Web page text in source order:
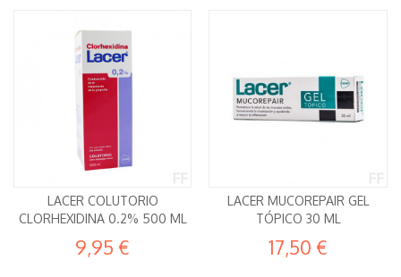
LACER COLUTORIO
CLORHEXIDINA 0.2% 500 ML
9,95 €
LACER MUCOREPAIR GEL
TÓPICO 30 ML
17,50 €